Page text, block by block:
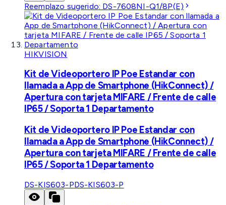
Reemplazo sugerido: DS-7608NI-Q1/8P(E)
HIKVISION
Kit de Videoportero IP Poe Estandar con
llamada a App de Smartphone (HikConnect) /
Apertura con tarjeta MIFARE / Frente de calle
IP65 / Soporta 1 Departamento
Kit de Videoportero IP Poe Estandar con
llamada a App de Smartphone (HikConnect) /
Apertura con tarjeta MIFARE / Frente de calle
IP65 / Soporta 1 Departamento
DS-KIS603-PDS-KIS603-P